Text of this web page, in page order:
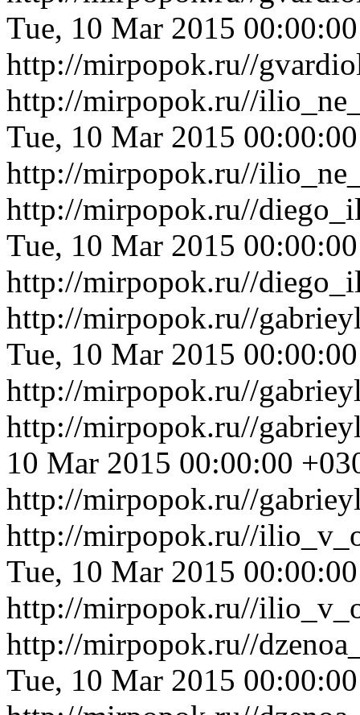
Tue, 10 Mar 2015
http://mirpopok.ru//
http://mirpopok.ru//
Tue, 10 Mar 2015
http://mirpopok.ru//
http://mirpopok.ru//
Tue, 10 Mar 2015
http://mirpopok.ru//
http://mirpopok.ru//
Tue, 10 Mar 2015
http://mirpopok.ru//
http://mirpopok.ru//
10 Mar 2015 00:00:00
http://mirpopok.ru//
http://mirpopok.ru//
Tue, 10 Mar 2015
http://mirpopok.ru//
http://mirpopok.ru//
Tue, 10 Mar 2015